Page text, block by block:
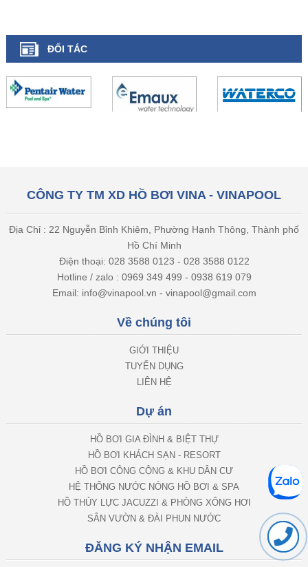
ĐỐI TÁC
CÔNG TY TM XD HỒ BƠI VINA - VINAPOOL
Địa Chỉ : 22 Nguyễn Bỉnh Khiêm, Phường Hạnh Thông, Thành phố
Hồ Chí Minh
Điện thoại: 028 3588 0123 - 028 3588 0122
Hotline / zalo : 0969 349 499 - 0938 619 079
Email: info@vinapool.vn - vinapool@gmail.com
Về chúng tôi
GIỚI THIỆU
TUYỂN DỤNG
LIÊN HỆ
Dự án
HỒ BƠI GIA ĐÌNH & BIỆT THỰ
HỒ BƠI KHÁCH SẠN - RESORT
HỒ BƠI CÔNG CỘNG & KHU DÂN CƯ
HỆ THỐNG NƯỚC NÓNG HỒ BƠI & SPA
HỒ THỦY LỰC JACUZZI & PHÒNG XÔNG HƠI
SÂN VƯỜN & ĐÀI PHUN NƯỚC
ĐĂNG KÝ NHẬN EMAIL